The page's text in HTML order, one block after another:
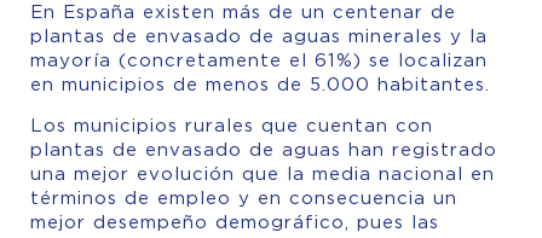
En España existen más de un centenar de
plantas de envasado de aguas minerales y la
mayoría (concretamente el 61%) se localizan
en municipios de menos de 5.000 habitantes.
Los municipios rurales que cuentan con
plantas de envasado de aguas han registrado
una mejor evolución que la media nacional en
términos de empleo y en consecuencia un
mejor desempeño demográfico, pues las